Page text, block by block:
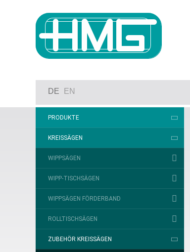
DE EN
PRODUKTE
KREISSÄGEN
WIPPSÄGEN
WIPP-TISCHSÄGEN
WIPPSÄGEN FÖRDERBAND
ROLLTISCHSÄGEN
ZUBEHÖR KREISSÄGEN